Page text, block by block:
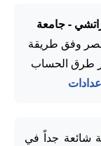
- جامعة
وفق طريقة
طرق الحساب
شائعة جداً في